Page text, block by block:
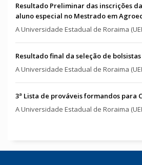
Resultado Preliminar das inscrições
aluno especial no Mestrado em
A Universidade Estadual de Roraima
Resultado final da seleção de
A Universidade Estadual de Roraima
3ª Lista de prováveis formandos para
A Universidade Estadual de Roraima